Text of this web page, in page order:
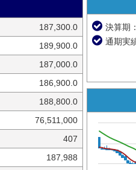
187,300.0
189,900.0
187,000.0
186,900.0
188,800.0
76,511,000
407
187,988
決算期
通期実